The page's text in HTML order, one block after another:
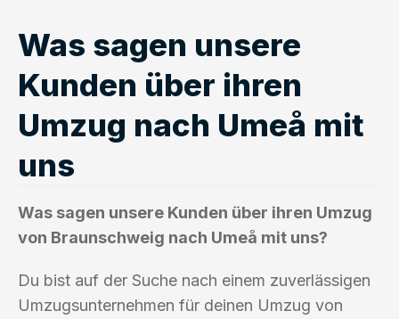
Was sagen unsere
Kunden über ihren
Umzug nach Umeå mit
uns
Was sagen unsere Kunden über ihren Umzug
von Braunschweig nach Umeå mit uns?
Du bist auf der Suche nach einem zuverlässigen
Umzugsunternehmen für deinen Umzug von